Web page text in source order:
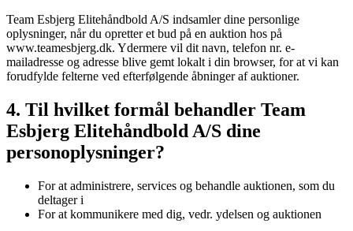
Team Esbjerg Elitehåndbold A/S indsamler dine personlige
oplysninger, når du opretter et bud på en auktion hos på
www.teamesbjerg.dk. Ydermere vil dit navn, telefon nr. e-
mailadresse og adresse blive gemt lokalt i din browser, for at vi kan
forudfylde felterne ved efterfølgende åbninger af auktioner.
4. Til hvilket formål behandler Team
Esbjerg Elitehåndbold A/S dine
personoplysninger?
For at administrere, services og behandle auktionen, som du
deltager i
For at kommunikere med dig, vedr. ydelsen og auktionen